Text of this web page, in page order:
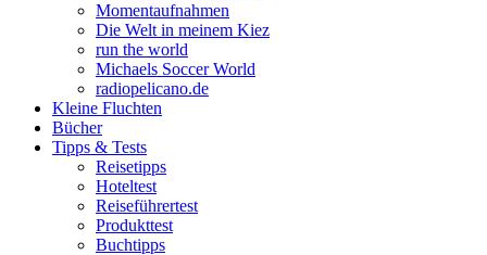
Momentaufnahmen
Die Welt in meinem Kiez
run the world
Michaels Soccer World
radiopelicano.de
Kleine Fluchten
Bücher
Tipps & Tests
Reisetipps
Hoteltest
Reiseführertest
Produkttest
Buchtipps